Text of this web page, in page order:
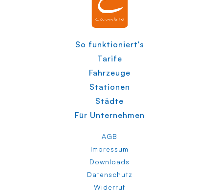
So funktioniert's
Tarife
Fahrzeuge
Stationen
Städte
Für Unternehmen
AGB
Impressum
Downloads
Datenschutz
Widerruf